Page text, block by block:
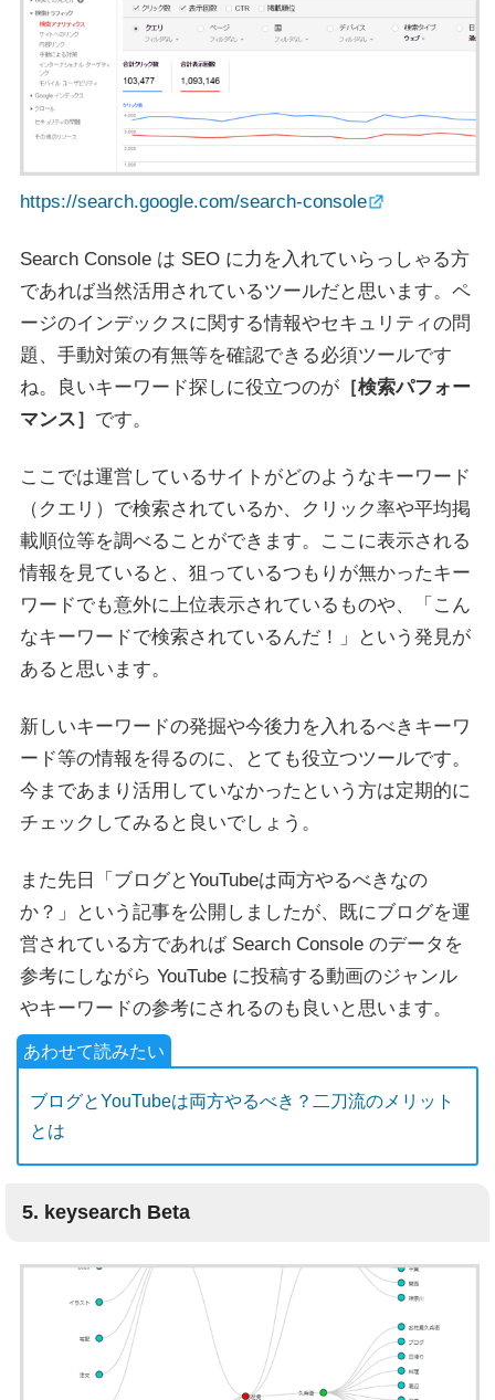
https://search.google.com/search-console
Search Console は SEO に力を入れていらっしゃる方
であれば当然活用されているツールだと思います。ペ
ージのインデックスに関する情報やセキュリティの問
題、手動対策の有無等を確認できる必須ツールです
ね。良いキーワード探しに役立つのが ［検索パフォー
マンス］ です。
ここでは運営しているサイトがどのようなキーワード
（クエリ）で検索されているか、クリック率や平均掲
載順位等を調べることができます。ここに表示される
情報を見ていると、狙っているつもりが無かったキー
ワードでも意外に上位表示されているものや、「こん
なキーワードで検索されているんだ！」という発見が
あると思います。
新しいキーワードの発掘や今後力を入れるべきキーワ
ード等の情報を得るのに、とても役立つツールです。
今まであまり活用していなかったという方は定期的に
チェックしてみると良いでしょう。
また先日「ブログとYouTubeは両方やるべきなの
か？」という記事を公開しましたが、既にブログを運
営されている方であれば Search Console のデータを
参考にしながら YouTube に投稿する動画のジャンル
やキーワードの参考にされるのも良いと思います。
ブログとYouTubeは両方やるべき？二刀流のメリット
とは
5. keysearch Beta